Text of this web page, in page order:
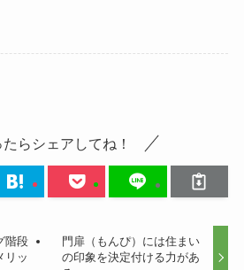
たらシェアしてね！
階段
リッ
門扉（もんぴ）には住まい
の印象を決定付ける力があ